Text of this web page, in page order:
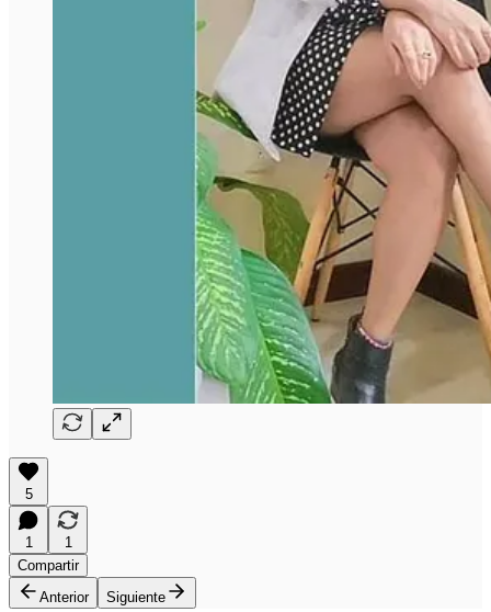
5
1
1
Compartir
Anterior
Siguiente